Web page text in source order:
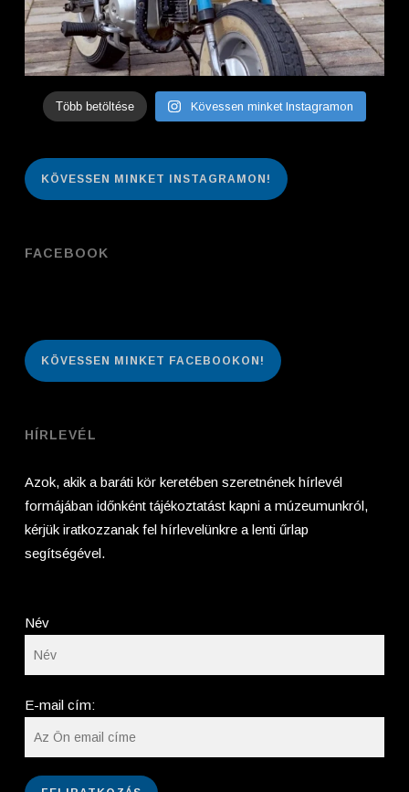
Több betöltése Kövessen minket Instagramon
KÖVESSEN MINKET INSTAGRAMON!
FACEBOOK
KÖVESSEN MINKET FACEBOOKON!
HÍRLEVÉL
Azok, akik a baráti kör keretében szeretnének hírlevél
formájában időnként tájékoztatást kapni a múzeumunkról,
kérjük iratkozzanak fel hírlevelünkre a lenti űrlap
segítségével.
Név
E-mail cím: